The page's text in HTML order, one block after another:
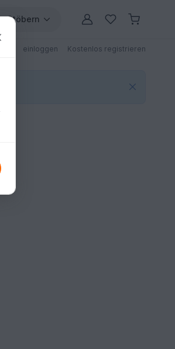
Stöbern
einloggen Kostenlos registrieren